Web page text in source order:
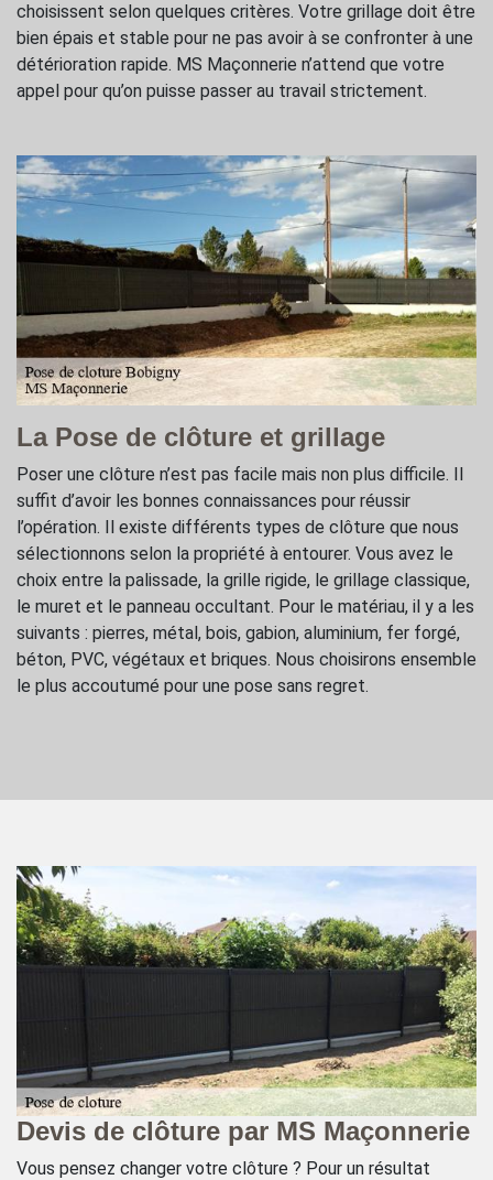
choisissent selon quelques critères. Votre grillage doit être
bien épais et stable pour ne pas avoir à se confronter à une
détérioration rapide. MS Maçonnerie n’attend que votre
appel pour qu’on puisse passer au travail strictement.
La Pose de clôture et grillage
Poser une clôture n’est pas facile mais non plus difficile. Il
suffit d’avoir les bonnes connaissances pour réussir
l’opération. Il existe différents types de clôture que nous
sélectionnons selon la propriété à entourer. Vous avez le
choix entre la palissade, la grille rigide, le grillage classique,
le muret et le panneau occultant. Pour le matériau, il y a les
suivants : pierres, métal, bois, gabion, aluminium, fer forgé,
béton, PVC, végétaux et briques. Nous choisirons ensemble
le plus accoutumé pour une pose sans regret.
Devis de clôture par MS Maçonnerie
Vous pensez changer votre clôture ? Pour un résultat